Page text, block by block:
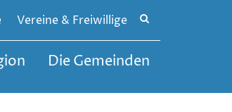
Vereine & Freiwillige
Site
toggle
Die Gemeinden